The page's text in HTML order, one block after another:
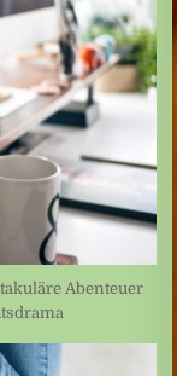
Abenteuer